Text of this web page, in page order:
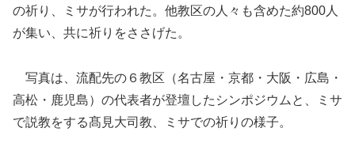
の祈り、ミサが行われた。他教区の人々も含めた約800人
が集い、共に祈りをささげた。
写真は、流配先の６教区（名古屋・京都・大阪・広島・
高松・鹿児島）の代表者が登壇したシンポジウムと、ミサ
で説教をする髙見大司教、ミサでの祈りの様子。